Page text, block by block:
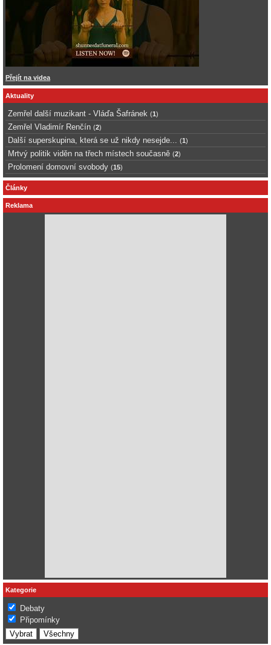
Přejít na videa
Aktuality
Zemřel další muzikant - Vláďa Šafránek (1)
Zemřel Vladimír Renčín (2)
Další superskupina, která se už nikdy nesejde... (1)
Mrtvý politik viděn na třech místech současně (2)
Prolomení domovní svobody (15)
Články
Reklama
Kategorie
Debaty
Připomínky